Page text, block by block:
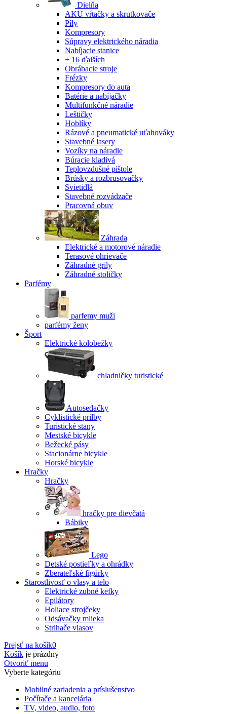
Dielňa
AKU vŕtačky a skrutkovače
Píly
Kompresory
Súpravy elektrického náradia
Nabíjacie stanice
+ 16 ďalších
Obrábacie stroje
Frézky
Kompresory do auta
Batérie a nabíjačky
Multifunkčné náradie
Leštičky
Hoblíky
Rázové a pneumatické uťahováky
Stavebné lasery
Vozíky na náradie
Búracie kladivá
Teplovzdušné pištole
Brúsky a rozbrusovačky
Svietidlá
Stavebné rozvádzače
Pracovná obuv
Záhrada
Elektrické a motorové náradie
Terasové ohrievače
Záhradné grily
Záhradné stoličky
Parfémy
parfemy muži
parfémy ženy
Šport
Elektrické kolobežky
chladničky turistické
Autosedačky
Cyklistické prilby
Turistické stany
Mestské bicykle
Bežecké pásy
Stacionárne bicykle
Horské bicykle
Hračky
Hračky
hračky pre dievčatá
Bábiky
Lego
Detské postieľky a ohrádky
Zberateľské figúrky
Starostlivosť o vlasy a telo
Elektrické zubné kefky
Epilátory
Holiace strojčeky
Odsávačky mlieka
Strihače vlasov
Prejsť na košík0
Košík je prázdny
Otvoriť menu
Vyberte kategóriu
Mobilné zariadenia a príslušenstvo
Počítače a kancelária
TV, video, audio, foto